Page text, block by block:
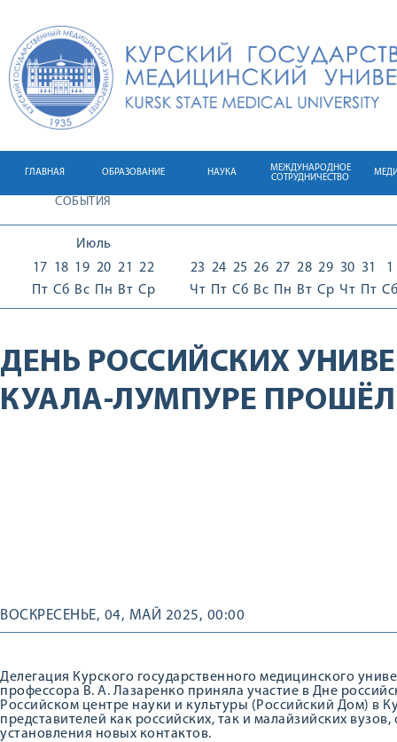
ГЛАВНАЯ ОБРАЗОВАНИЕ НАУКА
МЕЖДУНАРОДНОЕ
СОТРУДНИЧЕСТВО
СОБЫТИЯ
Июль
17
Пт
18
Сб
19
Вс
20
Пн
21
Вт
22
Ср
23
Чт
24
Пт
25
Сб
26
Вс
27
Пн
28
Вт
29
Ср
30
Чт
31
Пт
1
Сб
ДЕНЬ РОССИЙСКИХ
КУАЛА-ЛУМПУРЕ
ВОСКРЕСЕНЬЕ, 04, МАЙ 2025, 00:00
Делегация Курского государственного медицинского
профессора В. А. Лазаренко приняла участие в Дне
Российском центре науки и культуры (Российский Дом) в
представителей как российских, так и малайзийских
установления новых контактов.